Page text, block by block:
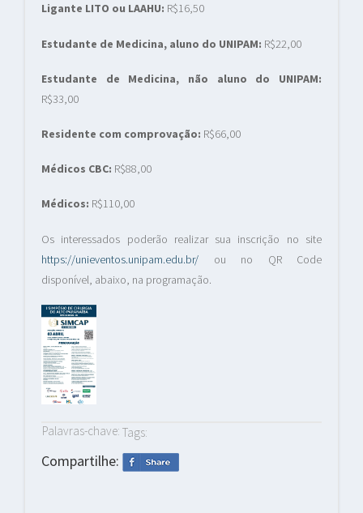
Ligante LITO ou LAAHU: R$16,50
Estudante de Medicina, aluno do UNIPAM: R$22,00
Estudante de Medicina, não aluno do UNIPAM:
R$33,00
Residente com comprovação: R$66,00
Médicos CBC: R$88,00
Médicos: R$110,00
Os interessados poderão realizar sua inscrição no site
https://unieventos.unipam.edu.br/ ou no QR Code
disponível, abaixo, na programação.
Palavras-chave: Tags:
Compartilhe: